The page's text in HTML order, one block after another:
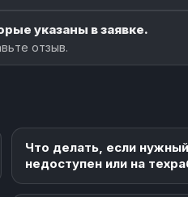
указаны в заявке.
отзыв.
Что делать, если
недоступен или на